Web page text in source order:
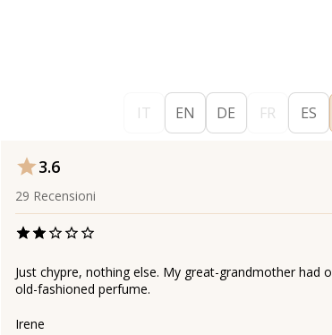
IT EN DE FR ES
3.6
29 Recensioni
Just chypre, nothing else. My great-grandmother had
old-fashioned perfume.
Irene